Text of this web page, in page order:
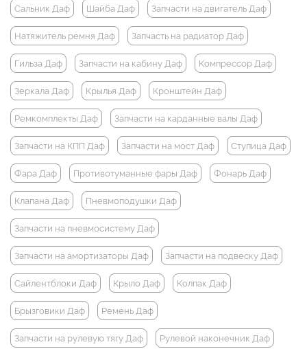
Сальник Даф Шайба Даф Запчасти на двигатель Даф
Натяжитель ремня Даф Запчасть на радиатор Даф
Гильза Даф Запчасти на кабину Даф Компрессор Даф
Зеркала Даф Крылья Даф Кронштейн Даф
Ремкомплекты Даф Запчасти на карданные валы Даф
Запчасти на КПП Даф Запчасти на мост Даф Ступица Даф
Фара Даф Противотуманные фары Даф Фонарь Даф
Клапана Даф Пневмоподушки Даф
Запчасти на пневмосистему Даф
Запчасти на амортизаторы Даф Запчасти на подвеску Даф
Сайлентблоки Даф Крыло Даф Колпак Даф
Брызговики Даф Ремень Даф
Запчасти на рулевую тягу Даф Рулевой наконечник Даф